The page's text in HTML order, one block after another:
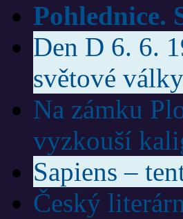
Pohlednice.
Den D 6. 6.
světové války
Na zámku
vyzkouší
Sapiens –
Český